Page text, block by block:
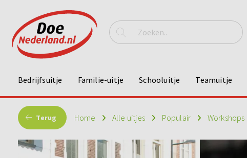
Bedrijfsuitje Familie-uitje Schooluitje Teamuitje
Terug Home Alle uitjes Populair Workshops